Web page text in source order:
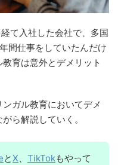
て入社した会社で、多国
間仕事をしていたんだけ
育は意外とデメリット
ガル教育においてデメ
ら解説していく。
とX、 TikTokもやって